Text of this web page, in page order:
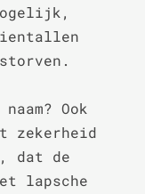
Ook
zekerheid
dat de
lapsche